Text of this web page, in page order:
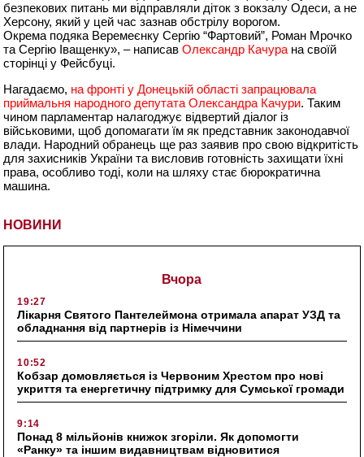
НОВИНИ
Вчора
19:27
Лікарня Святого Пантелеймона отримала апарат УЗД та
обладнання від партнерів із Німеччини
10:52
Кобзар домовляється із Червоним Хрестом про нові
укриття та енергетичну підтримку для Сумської громади
9:14
Понад 8 мільйонів книжок згоріли. Як допомогти
«Ранку» та іншим видавництвам відновитися
безпекових питань ми відправляли діток з вокзалу Одеси, а не
Херсону, який у цей час зазнав обстрілу ворогом.
Окрема подяка Веремеєнку Сергію “Фартовий”, Роман Мрочко
та Сергію Іващенку», – написав Олександр Качура на своїй
сторінці у Фейсбуці.
Нагадаємо, на фронті у Донецькій області запрацювала
приймальня народного депутата Олександра Качури. Таким
чином парламентар налагоджує відвертий діалог із
військовими, щоб допомагати їм як представник законодавчої
влади. Народний обранець ще раз заявив про свою відкритість
для захисників України та висловив готовність захищати їхні
права, особливо тоді, коли на шляху стає бюрократична
машина.